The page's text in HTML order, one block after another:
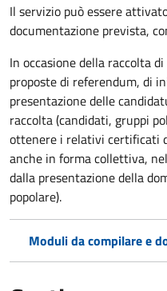
Il servizio può essere
documentazione prevista,
In occasione della raccolta
proposte di referendum, di
presentazione delle
raccolta (candidati, gruppi
ottenere i relativi certificati
anche in forma collettiva,
dalla presentazione della
popolare).
Moduli da compilare e